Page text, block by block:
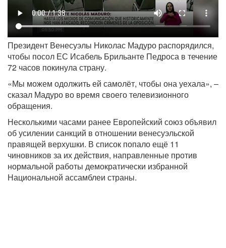
Президент Венесуэлы Николас Мадуро распорядился,
чтобы посол ЕС Исабель Брильанте Педроса в течение
72 часов покинула страну.
«Мы можем одолжить ей самолёт, чтобы она уехала», –
сказал Мадуро во время своего телевизионного
обращения.
Несколькими часами ранее Европейский союз объявил
об усилении санкций в отношении венесуэльской
правящей верхушки. В список попало ещё 11
чиновников за их действия, направленные против
нормальной работы демократически избранной
Национальной ассамблеи страны.